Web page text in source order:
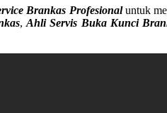
Brankas Profesionaluntuk
, Ahli Servis Buka Kunci